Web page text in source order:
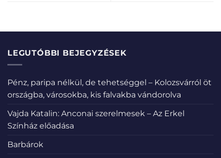
LEGUTÓBBI BEJEGYZÉSEK
Pénz, paripa nélkül, de tehetséggel – Kolozsvárról öt
országba, városokba, kis falvakba vándorolva
Vajda Katalin: Anconai szerelmesek – Az Erkel
Színház előadása
Barbárok